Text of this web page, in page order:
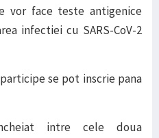
vor face teste antigenice
infectiei cu SARS-CoV-2
se pot inscrie pana
intre cele doua